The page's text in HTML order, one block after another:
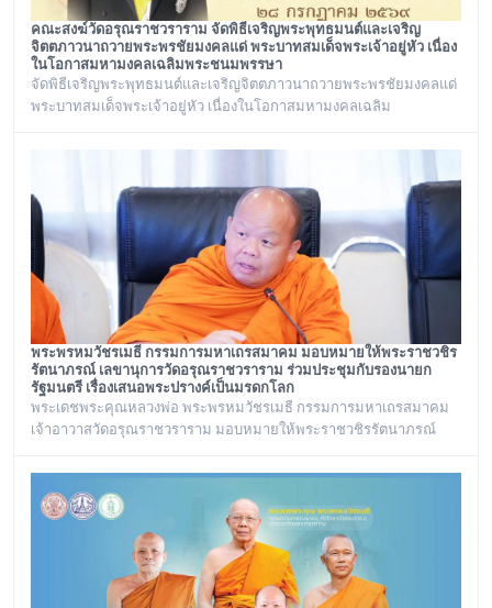
คณะสงฆ์วัดอรุณราชวราราม จัดพิธีเจริญพระพุทธมนต์และเจริญ
จิตตภาวนาถวายพระพรชัยมงคลแด่ พระบาทสมเด็จพระเจ้าอยู่หัว เนื่อง
ในโอกาสมหามงคลเฉลิมพระชนมพรรษา
จัดพิธีเจริญพระพุทธมนต์และเจริญจิตตภาวนาถวายพระพรชัยมงคลแด่
พระบาทสมเด็จพระเจ้าอยู่หัว เนื่องในโอกาสมหามงคลเฉลิม
ราชวราราม กรุงเทพเทพมหานครในวันอังคาร ที่ ๒๘ กรกฎาคม ๒๕๖๙
พระพรหมวัชรเมธี กรรมการมหาเถรสมาคม มอบหมายให้พระราชวชิร
รัตนาภรณ์ เลขานุการวัดอรุณราชวราราม ร่วมประชุมกับรองนายก
รัฐมนตรี เรื่องเสนอพระปรางค์เป็นมรดกโลก
พระเดชพระคุณหลวงพ่อ พระพรหมวัชรเมธี กรรมการมหาเถรสมาคม
เจ้าอาวาสวัดอรุณราชวราราม มอบหมายให้พระราชวชิรรัตนาภรณ์
รัฐมนตรี เรื่องเสนอพระปรางค์เป็นมรดกโลก ณ ทำเนียบรัฐบาล